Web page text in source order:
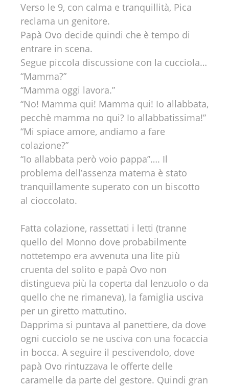
Verso le 9, con calma e tranquillità, Pica
reclama un genitore.
Papà Ovo decide quindi che è tempo di
entrare in scena.
Segue piccola discussione con la cucciola…
“Mamma?”
“Mamma oggi lavora.”
“No! Mamma qui! Mamma qui! Io allabbata,
pecchè mamma no qui? Io allabbatissima!”
“Mi spiace amore, andiamo a fare
colazione?”
“Io allabbata però voio pappa”…. Il
problema dell’assenza materna è stato
tranquillamente superato con un biscotto
al cioccolato.
Fatta colazione, rassettati i letti (tranne
quello del Monno dove probabilmente
nottetempo era avvenuta una lite più
cruenta del solito e papà Ovo non
distingueva più la coperta dal lenzuolo o da
quello che ne rimaneva), la famiglia usciva
per un giretto mattutino.
Dapprima si puntava al panettiere, da dove
ogni cucciolo se ne usciva con una focaccia
in bocca. A seguire il pescivendolo, dove
papà Ovo rintuzzava le offerte delle
caramelle da parte del gestore. Quindi gran